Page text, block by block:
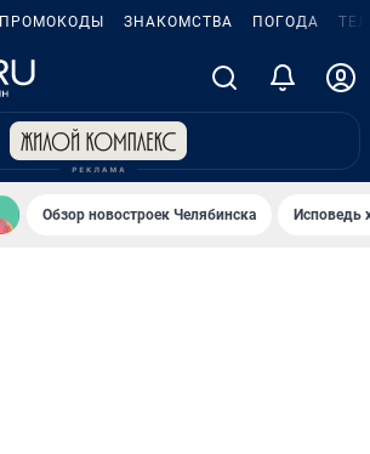
ПРОМОКОДЫ ЗНАКОМСТВА ПОГОДА
Обзор новостроек Челябинска Исповедь